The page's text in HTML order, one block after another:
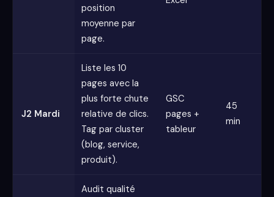
position
moyenne par
page.
J2 Mardi
Liste les 10
pages avec la
plus forte chute
relative de clics.
Tag par cluster
(blog, service,
produit).
GSC
pages +
tableur
45
min
Audit qualité